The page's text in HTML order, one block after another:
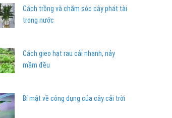
Cách trồng và chăm sóc cây phát tài
trong nước
Cách gieo hạt rau cải nhanh, nảy
mầm đều
Bí mật về công dụng của cây cải trời